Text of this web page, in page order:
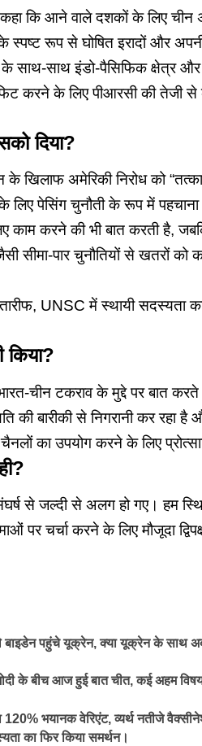
कि आने वाले दशकों के लिए चीन
के स्पष्ट रूप से घोषित इरादों और
साथ इंडो-पैसिफिक क्षेत्र और
करने के लिए पीआरसी की तेजी से
दिया?
खिलाफ अमेरिकी निरोध को
के लिए पेसिंग चुनौती के रूप में
करने की भी बात करती है, जबकि
सीमा-पार चुनौतियों से खतरों
UNSC में स्थायी सदस्यता
किया?
चीन टकराव के मुद्दे पर बात करते
बारीकी से निगरानी कर रहा है
चैनलों का उपयोग करने के लिए
से जल्दी से अलग हो गए। हम
पर चर्चा करने के लिए मौजूदा
पहुंचे यूक्रेन, क्या यूक्रेन के साथ
के बीच आज हुई बात चीत, कई अहम
भयानक वेरिएंट, व्यर्थ नतीजे
का फिर किया समर्थन।